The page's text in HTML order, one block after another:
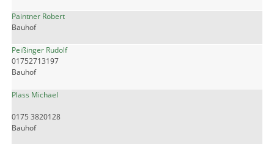
Paintner Robert
Bauhof
Peißinger Rudolf
01752713197
Bauhof
Plass Michael
0175 3820128
Bauhof